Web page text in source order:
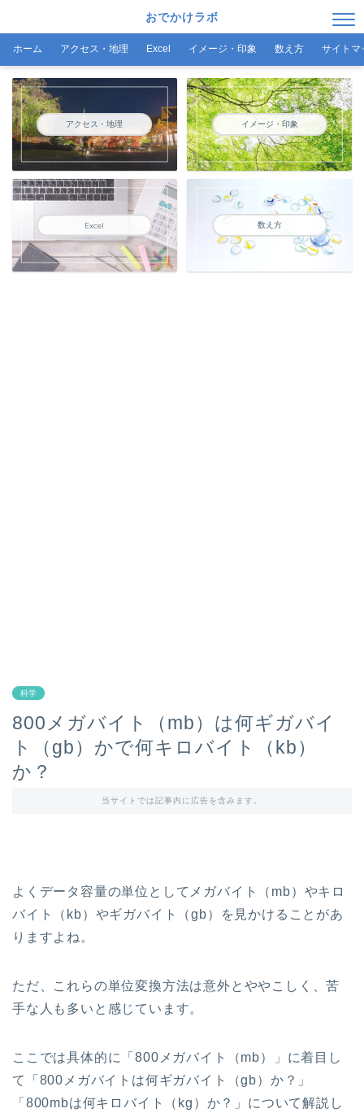
おでかけラボ
ホーム アクセス・地理 Excel イメージ・印象 数え方 サイトマ
アクセス・地理 イメージ・印象
Excel 数え方
科学
800メガバイト（mb）は何ギガバイ
ト（gb）かで何キロバイト（kb）
か？
当サイトでは記事内に広告を含みます。
よくデータ容量の単位としてメガバイト（mb）やキロ
バイト（kb）やギガバイト（gb）を見かけることがあ
りますよね。
ただ、これらの単位変換方法は意外とややこしく、苦
手な人も多いと感じています。
ここでは具体的に「800メガバイト（mb）」に着目し
て「800メガバイトは何ギガバイト（gb）か？」
「800mbは何キロバイト（kg）か？」について解説し